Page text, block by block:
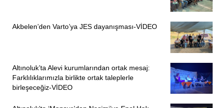
Akbelen’den Varto’ya JES dayanışması-VİDEO
Altınoluk’ta Alevi kurumlarından ortak mesaj:
Farklılıklarımızla birlikte ortak taleplerle
birleşeceğiz-VİDEO